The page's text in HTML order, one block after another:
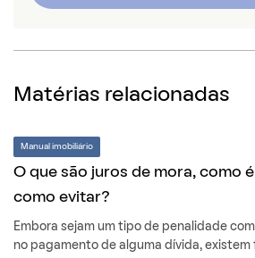
Matérias relacionadas
Manual imobiliário
O que são juros de mora, como
como evitar?
Embora sejam um tipo de penalidade
no pagamento de alguma dívida, existem